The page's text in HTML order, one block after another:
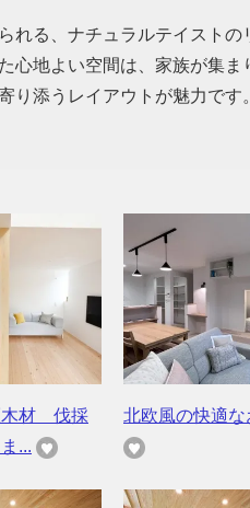
れる、ナチュラルテイスト
心地よい空間は、家族が集
り添うレイアウトが魅力で
木材 伐採
...
北欧風の快適な